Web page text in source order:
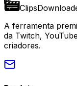
Clips
A ferramenta
da Twitch,
criadores.